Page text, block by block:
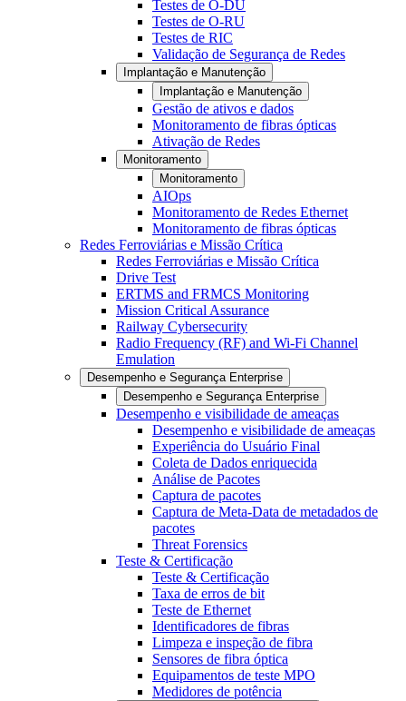
Testes de O-DU
Testes de O-RU
Testes de RIC
Validação de Segurança de Redes
Implantação e Manutenção
Implantação e Manutenção
Gestão de ativos e dados
Monitoramento de fibras ópticas
Ativação de Redes
Monitoramento
Monitoramento
AIOps
Monitoramento de Redes Ethernet
Monitoramento de fibras ópticas
Redes Ferroviárias e Missão Crítica
Redes Ferroviárias e Missão Crítica
Drive Test
ERTMS and FRMCS Monitoring
Mission Critical Assurance
Railway Cybersecurity
Radio Frequency (RF) and Wi-Fi Channel
Emulation
Desempenho e Segurança Enterprise
Desempenho e Segurança Enterprise
Desempenho e visibilidade de ameaças
Desempenho e visibilidade de ameaças
Experiência do Usuário Final
Coleta de Dados enriquecida
Análise de Pacotes
Captura de pacotes
Captura de Meta-Data de metadados de
pacotes
Threat Forensics
Teste & Certificação
Teste & Certificação
Taxa de erros de bit
Teste de Ethernet
Identificadores de fibras
Limpeza e inspeção de fibra
Sensores de fibra óptica
Equipamentos de teste MPO
Medidores de potência